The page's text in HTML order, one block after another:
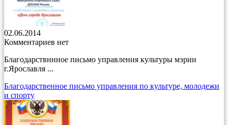
02.06.2014
Комментариев нет
Благодарствннное письмо управления культуры мэрии
г.Ярославля ...
Благодарственное письмо управления по культуре, молодежи
и спорту